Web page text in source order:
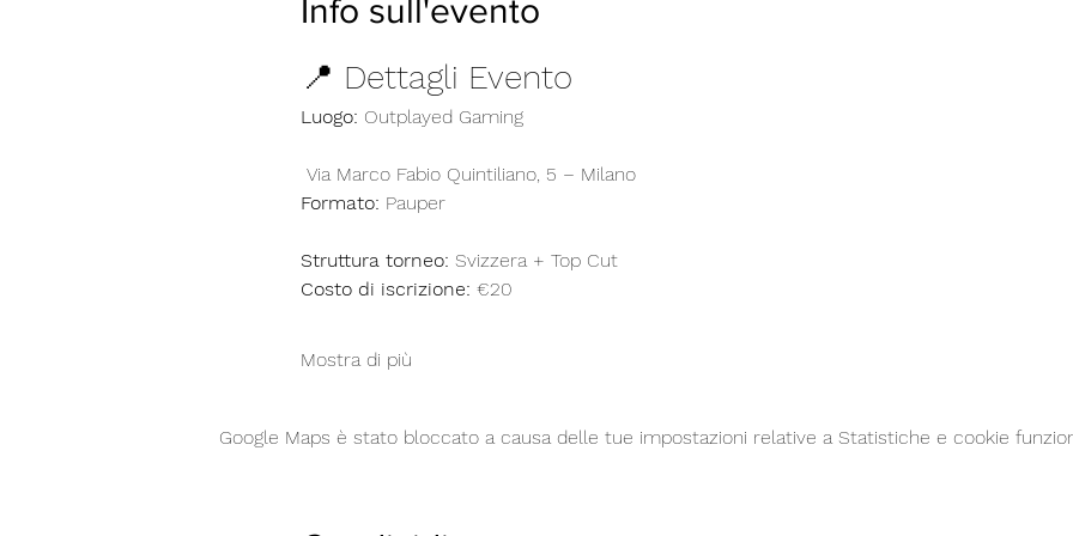
Info sull'evento
📍 Dettagli Evento
Luogo: Outplayed Gaming
Via Marco Fabio Quintiliano, 5 – Milano
Formato: Pauper
Struttura torneo: Svizzera + Top Cut
Costo di iscrizione: €20
Mostra di più
Google Maps è stato bloccato a causa delle tue impostazioni relative a Statistiche e cookie